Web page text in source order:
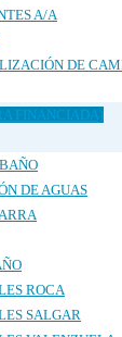
A/A
DE
FINANCIADA)
DE AGUAS
ROCA
SALGAR